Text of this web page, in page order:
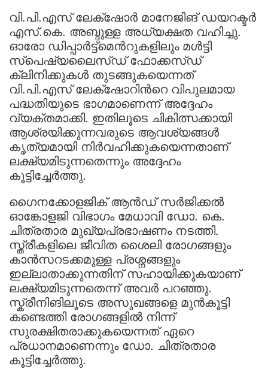
വി.പി.എസ് ലേക്‌ഷോർ മാനേജിങ് ഡയറക്ടർ
എസ്.കെ. അബ്ദുള്ള അധ്യക്ഷത വഹിച്ചു.
ഓരോ ഡിപ്പാർട്ട്മെന്‍റുകളിലും മൾട്ടി
സ്പെഷ്യലൈസ്ഡ് ഫോക്കസ്ഡ്
ക്ലിനിക്കുകൾ തുടങ്ങുകയെന്നത്
വി.പി.എസ് ലേക്‌ഷോറിന്‍റെ വിപുലമായ
പദ്ധതിയുടെ ഭാഗമാണെന്ന് അദ്ദേഹം
വ്യക്തമാക്കി. ഇതിലൂടെ ചികിത്സക്കായി
ആശ്രയിക്കുന്നവരുടെ ആവശ്യങ്ങൾ
കൃത്യമായി നിർവഹിക്കുകയെന്നതാണ്
ലക്ഷ്യമിടുന്നതെന്നും അദ്ദേഹം
കൂട്ടിച്ചേർത്തു.
ഗൈനക്കോളജിക് ആൻഡ് സർജിക്കൽ
ഓങ്കോളജി വിഭാഗം മേധാവി ഡോ. കെ.
ചിത്രതാര മുഖ്യപ്രഭാഷണം നടത്തി.
സ്ത്രീകളിലെ ജീവിത ശൈലി രോഗങ്ങളും
കാൻസറടക്കമുള്ള പ്രശ്നങ്ങളും
ഇല്ലാതാക്കുന്നതിന് സഹായിക്കുകയാണ്
ലക്ഷ്യമിടുന്നതെന്ന് അവർ പറഞ്ഞു.
സ്ക്രീനിങിലൂടെ അസുഖങ്ങളെ മുൻകൂട്ടി
കണ്ടെത്തി രോഗങ്ങളിൽ നിന്ന്
സുരക്ഷിതരാക്കുകയെന്നത് ഏറെ
പ്രധാനമാണെന്നും ഡോ. ചിത്രതാര
കൂട്ടിച്ചേർത്തു.